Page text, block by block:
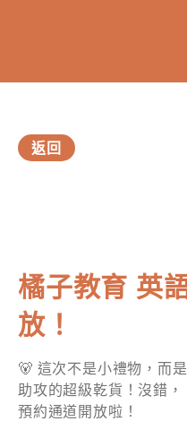
訂閱電子報
*為必填項目
先生
小姐
返回
橘子教育 英
放！
🐻 這次不是小禮物，而
助攻的超級乾貨！沒錯
預約通道開放啦！